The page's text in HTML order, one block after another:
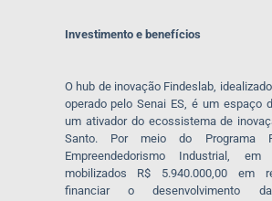
Investimento e benefícios
O hub de inovação Findeslab,
operado pelo Senai ES, é um espaço
um ativador do ecossistema de
Santo. Por meio do Programa
Empreendedorismo Industrial,
mobilizados R$ 5.940.000,00 em
financiar o desenvolvimento